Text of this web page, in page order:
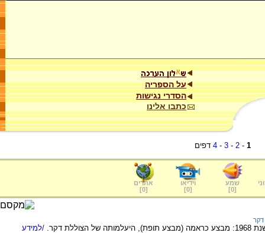
על הספריה
הסדרי נגישות
כתבו אלינו
1
-
2
-
3
-
4 דפים
שמע
[
0
]
וידיאו
[
0
]
אתרים
[
0
]
דקר
דקר. /למידע